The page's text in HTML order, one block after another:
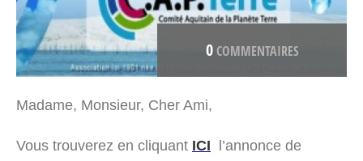
0COMMENTAIRES
Madame, Monsieur, Cher Ami,
Vous trouverez en cliquant ICI l’annonce de